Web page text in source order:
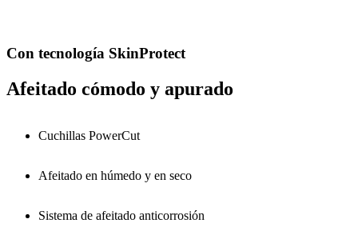
Con tecnología SkinProtect
Afeitado cómodo y apurado
Cuchillas PowerCut
Afeitado en húmedo y en seco
Sistema de afeitado anticorrosión